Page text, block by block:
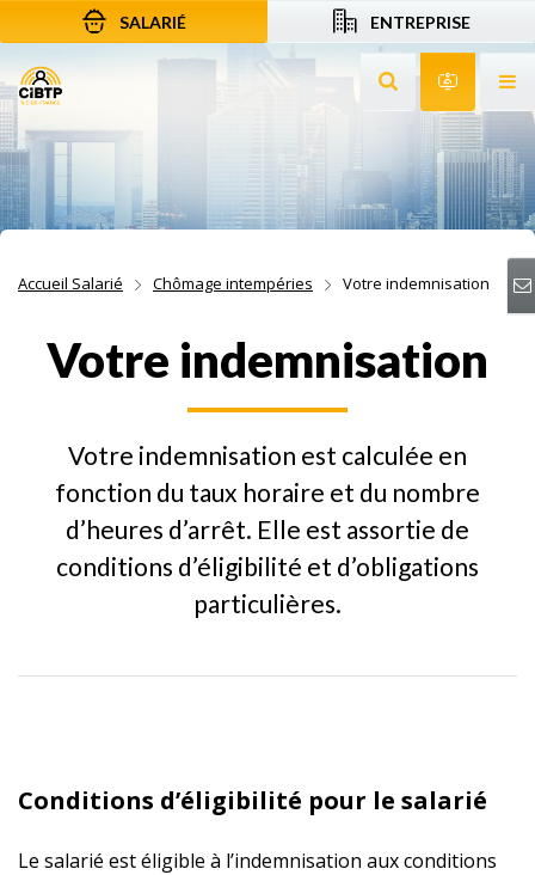
Aller au contenu
Aller à la recherche
Aller à la navigation
SALARIÉ ENTREPRISE
Rechercher sur
Accueil Salarié Chômage intempéries Votre indemnisation
Votre indemnisation
Votre indemnisation est calculée en
fonction du taux horaire et du nombre
d’heures d’arrêt. Elle est assortie de
conditions d’éligibilité et d’obligations
particulières.
Conditions d’éligibilité pour le salarié
Le salarié est éligible à l’indemnisation aux conditions